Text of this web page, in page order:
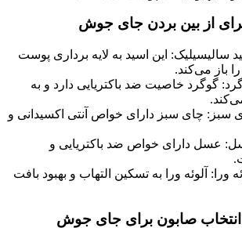
از بین بردن جای جوش
سالیسیلیک: این اسید به لایه برداری پوست
باز می‌کند.
گوگرد خاصیت ضد باکتریایی دارد و به
سبز: چای سبز دارای خواص آنتی اکسیدانی و
عسل دارای خواص ضد باکتریایی و
ورا: آلوئه ورا به تسکین التهاب و بهبود بافت
صابون برای جای جوش